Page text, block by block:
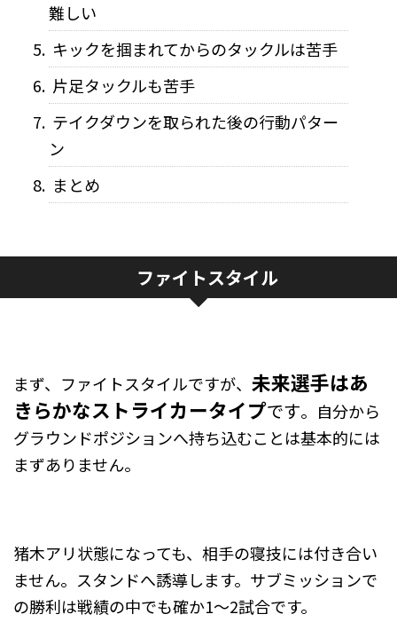
難しい
キックを掴まれてからのタックルは苦手
片足タックルも苦手
テイクダウンを取られた後の行動パター
ン
まとめ
ファイトスタイル
まず、ファイトスタイルですが、 未来選手はあ
きらかなストライカータイプです。自分から
グラウンドポジションへ持ち込むことは基本的には
まずありません。
猪木アリ状態になっても、相手の寝技には付き合い
ません。スタンドへ誘導します。サブミッションで
の勝利は戦績の中でも確か1～2試合です。